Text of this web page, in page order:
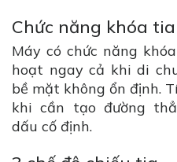
Chức năng khóa tia
Máy có chức năng
hoạt ngay cả khi di
bề mặt không ổn định.
khi cần tạo đường
dấu cố định.